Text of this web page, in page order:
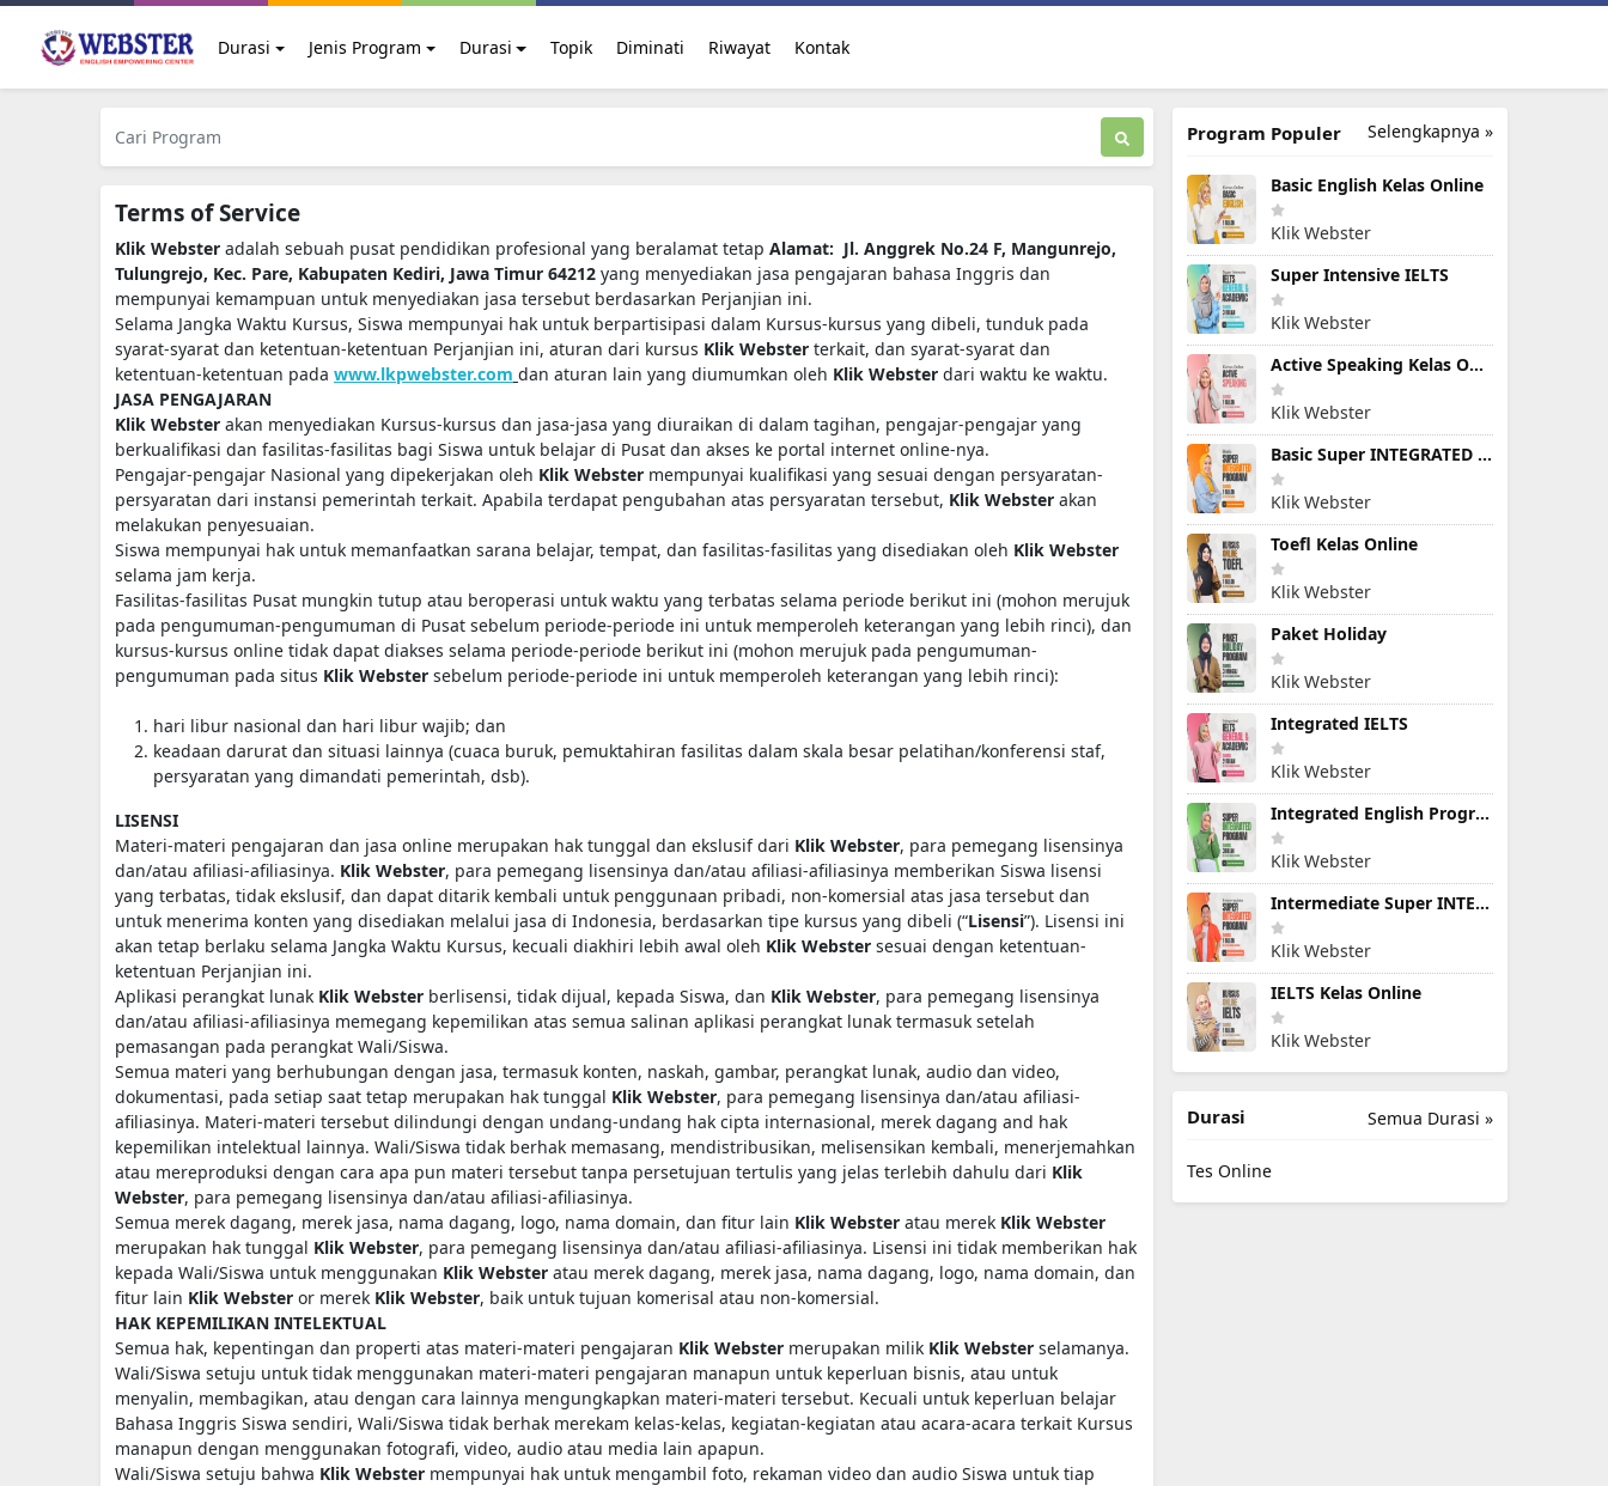
Durasi Jenis Program Durasi Topik Diminati Riwayat Kontak
Terms of Service
Klik Webster adalah sebuah pusat pendidikan profesional yang beralamat tetap Alamat: Jl. Anggrek No.24 F, Mangunrejo,
Tulungrejo, Kec. Pare, Kabupaten Kediri, Jawa Timur 64212 yang menyediakan jasa pengajaran bahasa Inggris dan
mempunyai kemampuan untuk menyediakan jasa tersebut berdasarkan Perjanjian ini.
Selama Jangka Waktu Kursus, Siswa mempunyai hak untuk berpartisipasi dalam Kursus-kursus yang dibeli, tunduk pada
syarat-syarat dan ketentuan-ketentuan Perjanjian ini, aturan dari kursus Klik Webster terkait, dan syarat-syarat dan
ketentuan-ketentuan pada www.lkpwebster.com dan aturan lain yang diumumkan oleh Klik Webster dari waktu ke waktu.
JASA PENGAJARAN
Klik Webster akan menyediakan Kursus-kursus dan jasa-jasa yang diuraikan di dalam tagihan, pengajar-pengajar yang
berkualifikasi dan fasilitas-fasilitas bagi Siswa untuk belajar di Pusat dan akses ke portal internet online-nya.
Pengajar-pengajar Nasional yang dipekerjakan oleh Klik Webster mempunyai kualifikasi yang sesuai dengan persyaratan-
persyaratan dari instansi pemerintah terkait. Apabila terdapat pengubahan atas persyaratan tersebut, Klik Webster akan
melakukan penyesuaian.
Siswa mempunyai hak untuk memanfaatkan sarana belajar, tempat, dan fasilitas-fasilitas yang disediakan oleh Klik Webster
selama jam kerja.
Fasilitas-fasilitas Pusat mungkin tutup atau beroperasi untuk waktu yang terbatas selama periode berikut ini (mohon merujuk
pada pengumuman-pengumuman di Pusat sebelum periode-periode ini untuk memperoleh keterangan yang lebih rinci), dan
kursus-kursus online tidak dapat diakses selama periode-periode berikut ini (mohon merujuk pada pengumuman-
pengumuman pada situs Klik Webster sebelum periode-periode ini untuk memperoleh keterangan yang lebih rinci):
hari libur nasional dan hari libur wajib; dan
keadaan darurat dan situasi lainnya (cuaca buruk, pemuktahiran fasilitas dalam skala besar pelatihan/konferensi staf,
persyaratan yang dimandati pemerintah, dsb).
LISENSI
Materi-materi pengajaran dan jasa online merupakan hak tunggal dan ekslusif dari Klik Webster, para pemegang lisensinya
dan/atau afiliasi-afiliasinya. Klik Webster, para pemegang lisensinya dan/atau afiliasi-afiliasinya memberikan Siswa lisensi
yang terbatas, tidak ekslusif, dan dapat ditarik kembali untuk penggunaan pribadi, non-komersial atas jasa tersebut dan
untuk menerima konten yang disediakan melalui jasa di Indonesia, berdasarkan tipe kursus yang dibeli (“Lisensi”). Lisensi ini
akan tetap berlaku selama Jangka Waktu Kursus, kecuali diakhiri lebih awal oleh Klik Webster sesuai dengan ketentuan-
ketentuan Perjanjian ini.
Aplikasi perangkat lunak Klik Webster berlisensi, tidak dijual, kepada Siswa, dan Klik Webster, para pemegang lisensinya
dan/atau afiliasi-afiliasinya memegang kepemilikan atas semua salinan aplikasi perangkat lunak termasuk setelah
pemasangan pada perangkat Wali/Siswa.
Semua materi yang berhubungan dengan jasa, termasuk konten, naskah, gambar, perangkat lunak, audio dan video,
dokumentasi, pada setiap saat tetap merupakan hak tunggal Klik Webster, para pemegang lisensinya dan/atau afiliasi-
afiliasinya. Materi-materi tersebut dilindungi dengan undang-undang hak cipta internasional, merek dagang and hak
kepemilikan intelektual lainnya. Wali/Siswa tidak berhak memasang, mendistribusikan, melisensikan kembali, menerjemahkan
atau mereproduksi dengan cara apa pun materi tersebut tanpa persetujuan tertulis yang jelas terlebih dahulu dari Klik
Webster, para pemegang lisensinya dan/atau afiliasi-afiliasinya.
Semua merek dagang, merek jasa, nama dagang, logo, nama domain, dan fitur lain Klik Webster atau merek Klik Webster
merupakan hak tunggal Klik Webster, para pemegang lisensinya dan/atau afiliasi-afiliasinya. Lisensi ini tidak memberikan hak
kepada Wali/Siswa untuk menggunakan Klik Webster atau merek dagang, merek jasa, nama dagang, logo, nama domain, dan
fitur lain Klik Webster or merek Klik Webster, baik untuk tujuan komerisal atau non-komersial.
HAK KEPEMILIKAN INTELEKTUAL
Semua hak, kepentingan dan properti atas materi-materi pengajaran Klik Webster merupakan milik Klik Webster selamanya.
Wali/Siswa setuju untuk tidak menggunakan materi-materi pengajaran manapun untuk keperluan bisnis, atau untuk
menyalin, membagikan, atau dengan cara lainnya mengungkapkan materi-materi tersebut. Kecuali untuk keperluan belajar
Bahasa Inggris Siswa sendiri, Wali/Siswa tidak berhak merekam kelas-kelas, kegiatan-kegiatan atau acara-acara terkait Kursus
manapun dengan menggunakan fotografi, video, audio atau media lain apapun.
Wali/Siswa setuju bahwa Klik Webster mempunyai hak untuk mengambil foto, rekaman video dan audio Siswa untuk tiap
Selengkapnya »
Program Populer
Basic English Kelas Online
Klik Webster
Super Intensive IELTS
Klik Webster
Active Speaking Kelas Online
Klik Webster
Basic Super INTEGRATED PROGRAM
Klik Webster
Toefl Kelas Online
Klik Webster
Paket Holiday
Klik Webster
Integrated IELTS
Klik Webster
Integrated English Program
Klik Webster
Intermediate Super INTEGRATED PROGRAM
Klik Webster
IELTS Kelas Online
Klik Webster
Semua Durasi »
Durasi
Tes Online